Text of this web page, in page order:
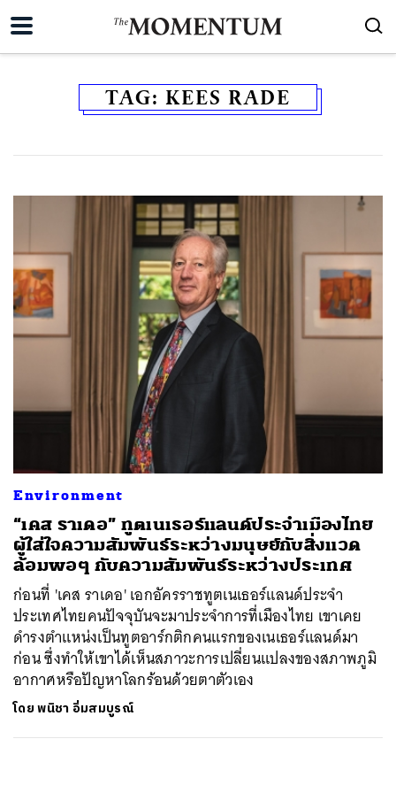
TAG: KEES RADE
Environment
“เคส ราเดอ” ทูตเนเธอร์แลนด์ประจำเมืองไทย
ผู้ใส่ใจความสัมพันธ์ระหว่างมนุษย์กับสิ่งแวด
ล้อมพอๆ กับความสัมพันธ์ระหว่างประเทศ
ก่อนที่ 'เคส ราเดอ' เอกอัครราชทูตเนเธอร์แลนด์ประจำ
ประเทศไทยคนปัจจุบันจะมาประจำการที่เมืองไทย เขาเคย
ดำรงตำแหน่งเป็นทูตอาร์กติกคนแรกของเนเธอร์แลนด์มา
ก่อน ซึ่งทำให้เขาได้เห็นสภาวะการเปลี่ยนแปลงของสภาพภูมิ
อากาศหรือปัญหาโลกร้อนด้วยตาตัวเอง
โดยพนิชา อิ่มสมบูรณ์
SHARE